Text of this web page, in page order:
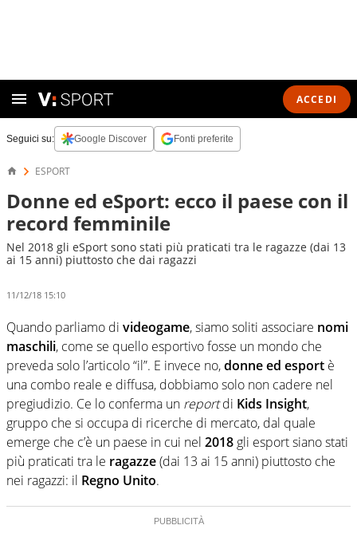
ACCEDI
Seguici su: Google Discover Fonti preferite
ESPORT
Donne ed eSport: ecco il paese con il
record femminile
Nel 2018 gli eSport sono stati più praticati tra le ragazze (dai 13
ai 15 anni) piuttosto che dai ragazzi
11/12/18 15:10
Quando parliamo di videogame, siamo soliti associare nomi
maschili, come se quello esportivo fosse un mondo che
preveda solo l’articolo “il”. E invece no,donne ed esport è
una combo reale e diffusa, dobbiamo solo non cadere nel
pregiudizio. Ce lo conferma un reportdi Kids Insight,
gruppo che si occupa di ricerche di mercato, dal quale
emerge che c’è un paese in cui nel 2018 gli esport siano stati
più praticati tra le ragazze(dai 13 ai 15 anni) piuttosto che
nei ragazzi: il Regno Unito.